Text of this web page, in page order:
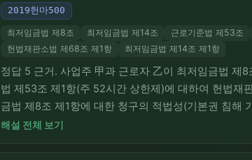
2019헌마500
최저임금법 제8조 최저임금법 제14조 근로기준법 제53조
헌법재판소법 제68조 제1항
최저임금법 제14조 제1항
정답 5 근거. 사업주 甲과 근로자 乙이 최저임금법 제
법 제53조 제1항(주 52시간 상한제)에 대하여 헌법
금법 제8조 제1항에 대한 청구의 적법성(기본권 침해
자), ③·④ 주 52시간 상한제조항이 제한하는 기본권(
해설 전체 보기